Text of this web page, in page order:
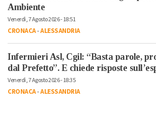
Ambiente
Venerdì, 7 Agosto 2026 - 18:51
CRONACA-ALESSANDRIA
Infermieri Asl, Cgil: “Basta parole,
dal Prefetto”. E chiede risposte
Venerdì, 7 Agosto 2026 - 18:35
CRONACA-ALESSANDRIA